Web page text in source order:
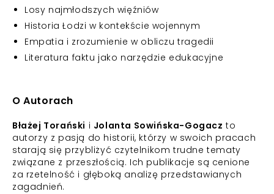
Losy najmłodszych więźniów
Historia Łodzi w kontekście wojennym
Empatia i zrozumienie w obliczu tragedii
Literatura faktu jako narzędzie edukacyjne
O Autorach
Błażej Torański i Jolanta Sowińska-Gogacz to
autorzy z pasją do historii, którzy w swoich pracach
starają się przybliżyć czytelnikom trudne tematy
związane z przeszłością. Ich publikacje są cenione
za rzetelność i głęboką analizę przedstawianych
zagadnień.